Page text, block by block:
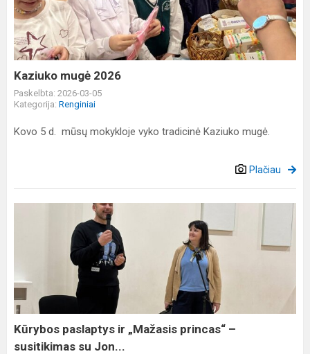
Kaziuko mugė 2026
Paskelbta: 2026-03-05
Kategorija: Renginiai
Kovo 5 d. mūsų mokykloje vyko tradicinė Kaziuko mugė.
Plačiau
susitikimas
su
Jon...
Kūrybos paslaptys ir „Mažasis princas“ –
susitikimas su Jon...